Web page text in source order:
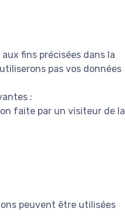
fins précisées dans la
pas vos données
:
faite par un visiteur de la
peuvent être utilisées